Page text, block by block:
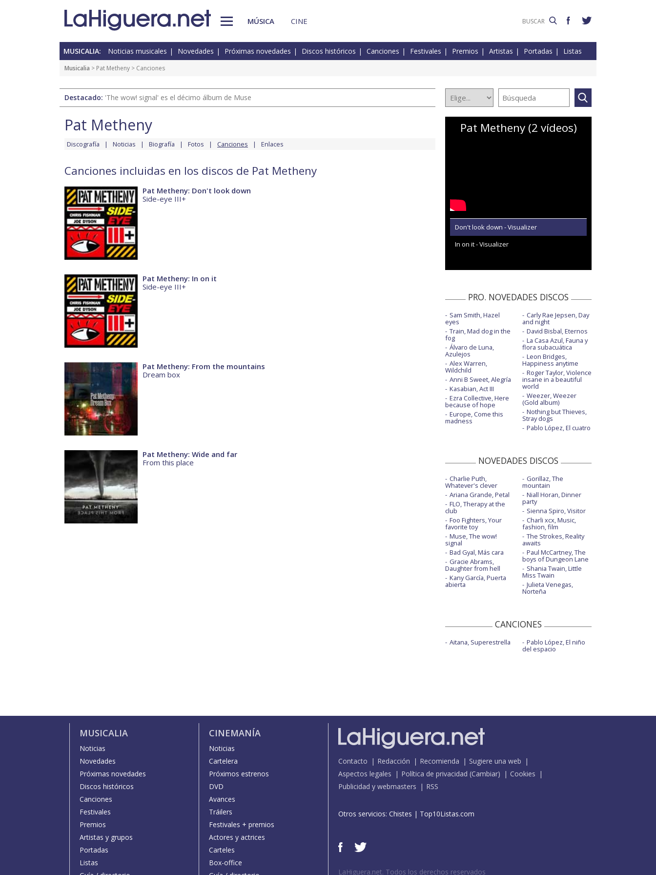
MÚSICA CINE
MUSICALIA: Noticias musicales Novedades Próximas novedades Discos históricos Canciones Festivales Premios Artistas Portadas Listas
Musicalia > Pat Metheny > Canciones
Destacado: 'The wow! signal' es el décimo álbum de Muse
Pat Metheny
Discografía Noticias Biografía Fotos Canciones Enlaces
Canciones incluidas en los discos de Pat Metheny
Pat Metheny: Don't look down
Side-eye III+
Pat Metheny: In on it
Side-eye III+
Pat Metheny: From the mountains
Dream box
Pat Metheny: Wide and far
From this place
Pat Metheny (2 vídeos)
Don't look down - Visualizer
In on it - Visualizer
PRO. NOVEDADES DISCOS
Sam Smith, Hazel
eyes
Train, Mad dog in the
fog
Álvaro de Luna,
Azulejos
Alex Warren,
Wildchild
Anni B Sweet, Alegría
Kasabian, Act III
Ezra Collective, Here
because of hope
Europe, Come this
madness
Carly Rae Jepsen, Day
and night
David Bisbal, Eternos
La Casa Azul, Fauna y
flora subacuática
Leon Bridges,
Happiness anytime
Roger Taylor, Violence
insane in a beautiful
world
Weezer, Weezer
(Gold album)
Nothing but Thieves,
Stray dogs
Pablo López, El cuatro
NOVEDADES DISCOS
Charlie Puth,
Whatever's clever
Ariana Grande, Petal
FLO, Therapy at the
club
Foo Fighters, Your
favorite toy
Muse, The wow!
signal
Bad Gyal, Más cara
Gracie Abrams,
Daughter from hell
Kany García, Puerta
abierta
Gorillaz, The
mountain
Niall Horan, Dinner
party
Sienna Spiro, Visitor
Charli xcx, Music,
fashion, film
The Strokes, Reality
awaits
Paul McCartney, The
boys of Dungeon Lane
Shania Twain, Little
Miss Twain
Julieta Venegas,
Norteña
CANCIONES
Aitana, Superestrella Pablo López, El niño
del espacio
MUSICALIA
Noticias
Novedades
Próximas novedades
Discos históricos
Canciones
Festivales
Premios
Artistas y grupos
Portadas
Listas
CINEMANÍA
Noticias
Cartelera
Próximos estrenos
DVD
Avances
Tráilers
Festivales + premios
Actores y actrices
Carteles
Box-office
Contacto Redacción Recomienda
Sugiere una web
Aspectos legales
Política de privacidad (Cambiar)
Cookies
Publicidad y webmasters
RSS
Otros servicios: Chistes | Top10Listas.com
LaHiguera.net. Todos los derechos reservados